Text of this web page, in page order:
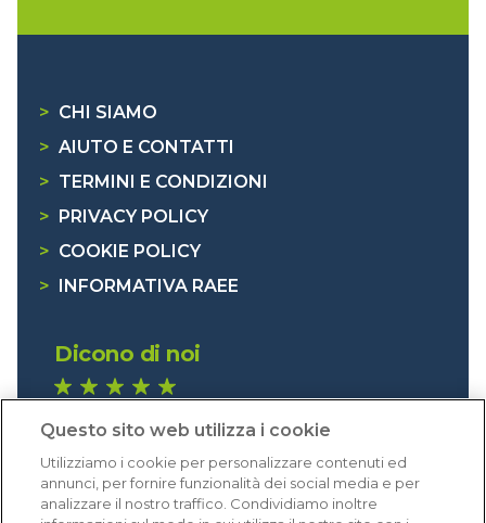
> CHI SIAMO
> AIUTO E CONTATTI
> TERMINI E CONDIZIONI
>
PRIVACY POLICY
> COOKIE POLICY
>
INFORMATIVA RAEE
Dicono di noi
Eccellente (4,8)
Acquisti verificati
Questo sito web utilizza i cookie
Utilizziamo i cookie per personalizzare contenuti ed
annunci, per fornire funzionalità dei social media e per
analizzare il nostro traffico. Condividiamo inoltre